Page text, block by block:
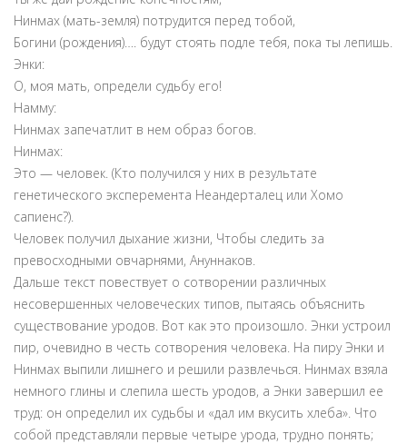
Нинмах (мать-земля) потрудится перед тобой,
Богини (рождения)…. будут стоять подле тебя, пока ты лепишь.
Энки:
О, моя мать, определи судьбу его!
Намму:
Нинмах запечатлит в нем образ богов.
Нинмах:
Это — человек. (Кто получился у них в результате
генетического эксперемента Неандерталец или Хомо
сапиенс?).
Человек получил дыхание жизни, Чтобы следить за
превосходными овчарнями, Ануннаков.
Дальше текст повествует о сотворении различных
несовершенных человеческих типов, пытаясь объяснить
существование уродов. Вот как это произошло. Энки устроил
пир, очевидно в честь сотворения человека. На пиру Энки и
Нинмах выпили лишнего и решили развлечься. Нинмах взяла
немного глины и слепила шесть уродов, а Энки завершил ее
труд: он определил их судьбы и «дал им вкусить хлеба». Что
собой представляли первые четыре урода, трудно понять;